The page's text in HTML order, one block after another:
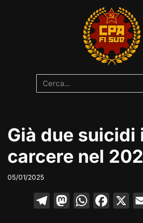
Già due suicidi
carcere nel
05/01/2025
T M W F X